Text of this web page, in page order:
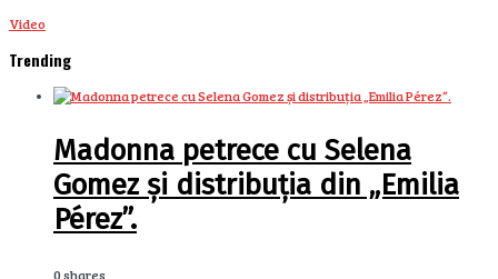
Video
Trending
Madonna petrece cu Selena
Gomez și distribuția din „Emilia
Pérez”.
0 shares